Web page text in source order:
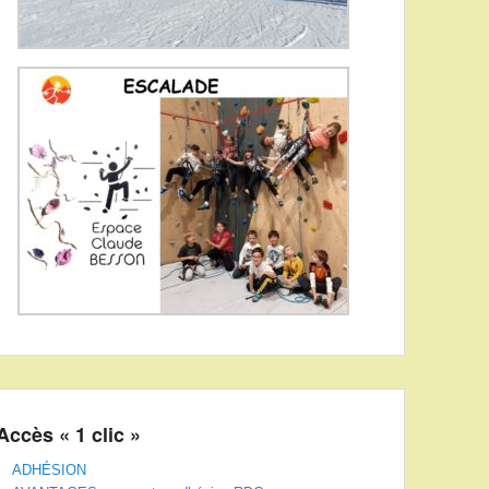
« 1 clic »
ADHÉSION